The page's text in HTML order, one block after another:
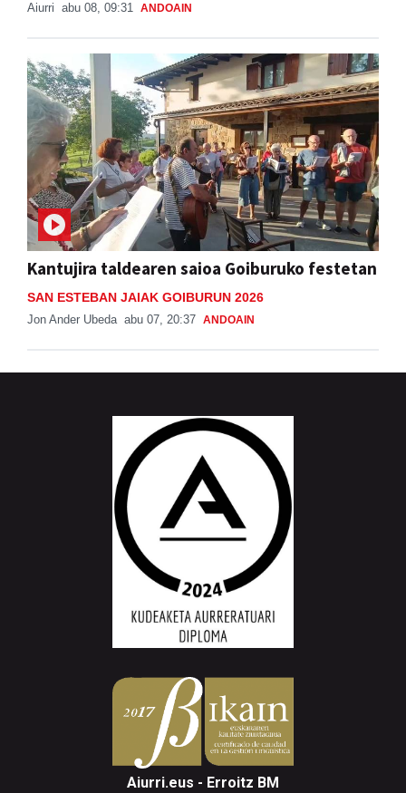
Aiurri abu 08, 09:31 ANDOAIN
Kantujira taldearen saioa Goiburuko festetan
SAN ESTEBAN JAIAK GOIBURUN 2026
Jon Ander Ubeda abu 07, 20:37 ANDOAIN
Aiurri.eus - Erroitz BM